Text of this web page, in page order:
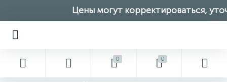
Цены могут корректироваться,
0 0